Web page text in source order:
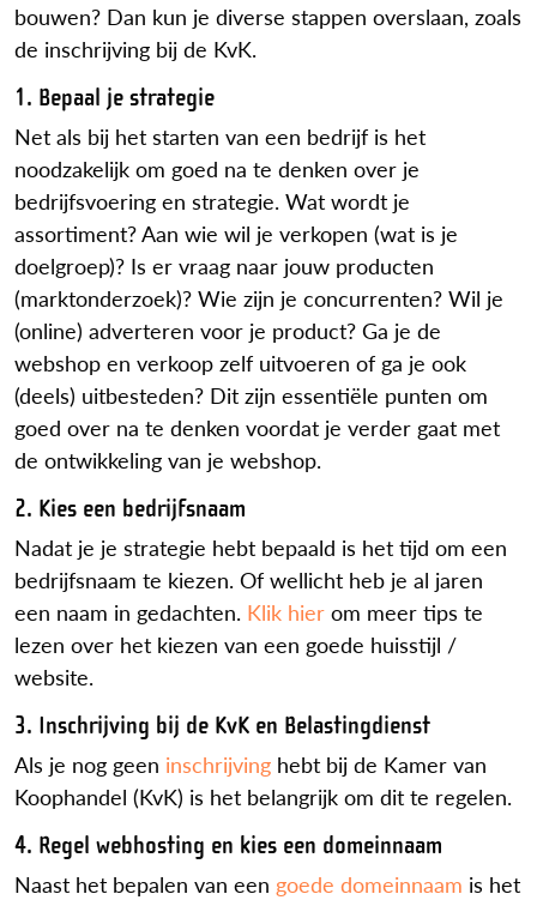
bouwen? Dan kun je diverse stappen overslaan, zoals
de inschrijving bij de KvK.
1. Bepaal je strategie
Net als bij het starten van een bedrijf is het
noodzakelijk om goed na te denken over je
bedrijfsvoering en strategie. Wat wordt je
assortiment? Aan wie wil je verkopen (wat is je
doelgroep)? Is er vraag naar jouw producten
(marktonderzoek)? Wie zijn je concurrenten? Wil je
(online) adverteren voor je product? Ga je de
webshop en verkoop zelf uitvoeren of ga je ook
(deels) uitbesteden? Dit zijn essentiële punten om
goed over na te denken voordat je verder gaat met
de ontwikkeling van je webshop.
2. Kies een bedrijfsnaam
Nadat je je strategie hebt bepaald is het tijd om een
bedrijfsnaam te kiezen. Of wellicht heb je al jaren
een naam in gedachten. Klik hier om meer tips te
lezen over het kiezen van een goede huisstijl /
website.
3. Inschrijving bij de KvK en Belastingdienst
Als je nog geen inschrijving hebt bij de Kamer van
Koophandel (KvK) is het belangrijk om dit te regelen.
4. Regel webhosting en kies een domeinnaam
Naast het bepalen van een goede domeinnaam is het